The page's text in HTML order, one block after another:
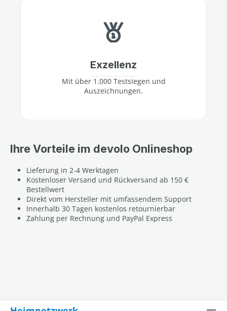
Exzellenz
Mit über 1.000 Testsiegen und
Auszeichnungen.
Ihre Vorteile im devolo Onlineshop
Lieferung in 2-4 Werktagen
Kostenloser Versand und Rückversand ab 150 €
Bestellwert
Direkt vom Hersteller mit umfassendem Support
Innerhalb 30 Tagen kostenlos retournierbar
Zahlung per Rechnung und PayPal Express